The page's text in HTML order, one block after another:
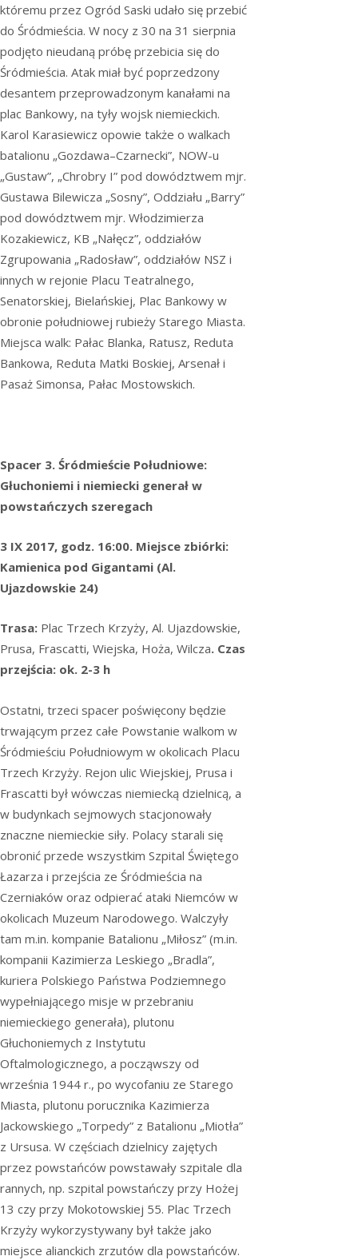
któremu przez Ogród Saski udało się przebić
do Śródmieścia. W nocy z 30 na 31 sierpnia
podjęto nieudaną próbę przebicia się do
Śródmieścia. Atak miał być poprzedzony
desantem przeprowadzonym kanałami na
plac Bankowy, na tyły wojsk niemieckich.
Karol Karasiewicz opowie także o walkach
batalionu „Gozdawa–Czarnecki”, NOW-u
„Gustaw”, „Chrobry I” pod dowództwem mjr.
Gustawa Bilewicza „Sosny”, Oddziału „Barry”
pod dowództwem mjr. Włodzimierza
Kozakiewicz, KB „Nałęcz”, oddziałów
Zgrupowania „Radosław”, oddziałów NSZ i
innych w rejonie Placu Teatralnego,
Senatorskiej, Bielańskiej, Plac Bankowy w
obronie południowej rubieży Starego Miasta.
Miejsca walk: Pałac Blanka, Ratusz, Reduta
Bankowa, Reduta Matki Boskiej, Arsenał i
Pasaż Simonsa, Pałac Mostowskich.
Spacer 3. Śródmieście Południowe:
Głuchoniemi i niemiecki generał w
powstańczych szeregach
3 IX 2017, godz. 16:00. Miejsce zbiórki:
Kamienica pod Gigantami (Al.
Ujazdowskie 24)
Trasa: Plac Trzech Krzyży, Al. Ujazdowskie,
Prusa, Frascatti, Wiejska, Hoża, Wilcza. Czas
przejścia: ok. 2-3 h
Ostatni, trzeci spacer poświęcony będzie
trwającym przez całe Powstanie walkom w
Śródmieściu Południowym w okolicach Placu
Trzech Krzyży. Rejon ulic Wiejskiej, Prusa i
Frascatti był wówczas niemiecką dzielnicą, a
w budynkach sejmowych stacjonowały
znaczne niemieckie siły. Polacy starali się
obronić przede wszystkim Szpital Świętego
Łazarza i przejścia ze Śródmieścia na
Czerniaków oraz odpierać ataki Niemców w
okolicach Muzeum Narodowego. Walczyły
tam m.in. kompanie Batalionu „Miłosz” (m.in.
kompanii Kazimierza Leskiego „Bradla”,
kuriera Polskiego Państwa Podziemnego
wypełniającego misje w przebraniu
niemieckiego generała), plutonu
Głuchoniemych z Instytutu
Oftalmologicznego, a począwszy od
września 1944 r., po wycofaniu ze Starego
Miasta, plutonu porucznika Kazimierza
Jackowskiego „Torpedy” z Batalionu „Miotła”
z Ursusa. W częściach dzielnicy zajętych
przez powstańców powstawały szpitale dla
rannych, np. szpital powstańczy przy Hożej
13 czy przy Mokotowskiej 55. Plac Trzech
Krzyży wykorzystywany był także jako
miejsce alianckich zrzutów dla powstańców.